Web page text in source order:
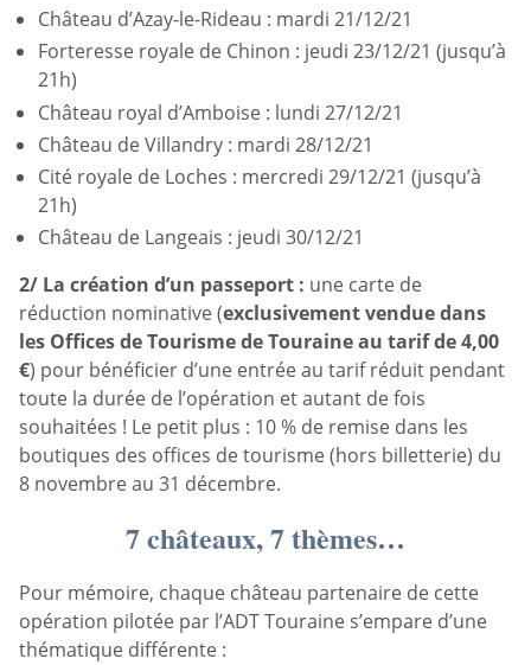
Château d’Azay-le-Rideau : mardi 21/12/21
Forteresse royale de Chinon : jeudi 23/12/21 (jusqu’à
21h)
Château royal d’Amboise : lundi 27/12/21
Château de Villandry : mardi 28/12/21
Cité royale de Loches : mercredi 29/12/21 (jusqu’à
21h)
Château de Langeais : jeudi 30/12/21
2/ La création d’un passeport : une carte de
réduction nominative (exclusivement vendue dans
les Offices de Tourisme de Touraine au tarif de 4,00
€) pour bénéficier d’une entrée au tarif réduit pendant
toute la durée de l’opération et autant de fois
souhaitées ! Le petit plus : 10 % de remise dans les
boutiques des offices de tourisme (hors billetterie) du
8 novembre au 31 décembre.
7 châteaux, 7 thèmes…
Pour mémoire, chaque château partenaire de cette
opération pilotée par l’ADT Touraine s’empare d’une
thématique différente :